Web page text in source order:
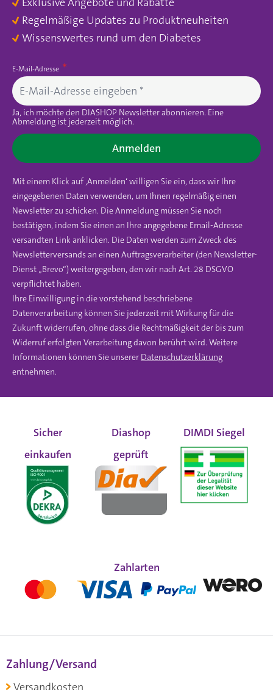
Regelmäßige Updates zu Produktneuheiten
Wissenswertes rund um den Diabetes
E-Mail-Adresse
Ja, ich möchte den DIASHOP Newsletter abonnieren. Eine
Abmeldung ist jederzeit möglich.
Anmelden
Mit einem Klick auf ‚Anmelden‘ willigen Sie ein, dass wir Ihre
eingegebenen Daten verwenden, um Ihnen regelmäßig einen
Newsletter zu schicken. Die Anmeldung müssen Sie noch
bestätigen, indem Sie einen an Ihre angegebene Email-Adresse
versandten Link anklicken. Die Daten werden zum Zweck des
Newsletterversands an einen Auftragsverarbeiter (den Newsletter-
Dienst „Brevo“) weitergegeben, den wir nach Art. 28 DSGVO
verpflichtet haben.
Ihre Einwilligung in die vorstehend beschriebene
Datenverarbeitung können Sie jederzeit mit Wirkung für die
Zukunft widerrufen, ohne dass die Rechtmäßigkeit der bis zum
Widerruf erfolgten Verarbeitung davon berührt wird. Weitere
Informationen können Sie unserer Datenschutzerklärung
entnehmen.
Sicher
einkaufen
Diashop
geprüft
DIMDI Siegel
Zahlarten
Zahlung/Versand
Versandkosten